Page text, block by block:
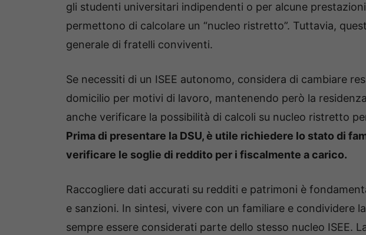
gli studenti universitari indipendenti o per alcune
permettono di calcolare un “nucleo ristretto”. Tuttavia,
generale di fratelli conviventi.
Se necessiti di un ISEE autonomo, considera di cambiare
domicilio per motivi di lavoro, mantenendo però la
anche verificare la possibilità di calcoli su nucleo ristretto
Prima di presentare la DSU, è utile richiedere lo stato di
verificare le soglie di reddito per i fiscalmente a carico.
Raccogliere dati accurati su redditi e patrimoni è
e sanzioni. In sintesi, vivere con un familiare e condividere
sempre essere considerati parte dello stesso nucleo ISEE.